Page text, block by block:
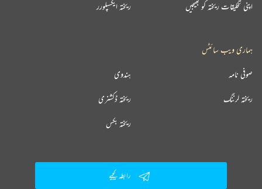
اپنی تخلیقات ریختہ کو بھیجیں ریختہ ایکسپلورر
ہماری ویب سائٹس
ہندوی صوفی نامہ
ریختہ ڈکشنری ریختہ لرننگ
ریختہ بکس
رابطہ کیجیے